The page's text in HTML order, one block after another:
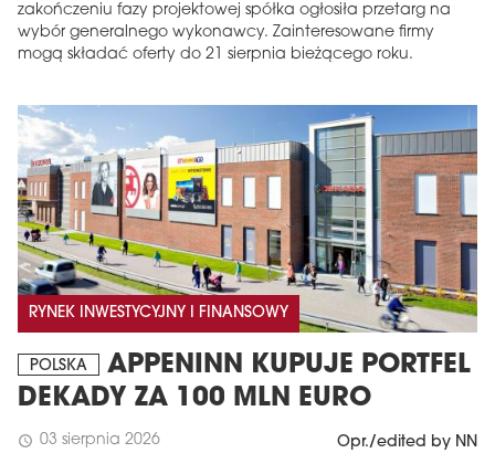
zakończeniu fazy projektowej spółka ogłosiła przetarg na
wybór generalnego wykonawcy. Zainteresowane firmy
mogą składać oferty do 21 sierpnia bieżącego roku.
RYNEK INWESTYCYJNY I FINANSOWY
POLSKA
APPENINN KUPUJE PORTFEL
DEKADY ZA 100 MLN EURO
schedule 03 sierpnia 2026 Opr./edited by NN